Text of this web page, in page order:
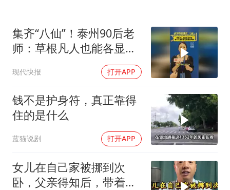
集齐“八仙”！泰州90后老
师：草根凡人也能各显神
通，每个人都有自己的高
光时刻
现代快报 打开APP
钱不是护身符，真正靠得
住的是什么
蓝猫说剧 打开APP
女儿在自己家被挪到次
卧，父亲得知后，带着中